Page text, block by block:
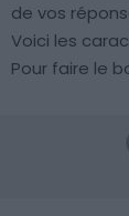
de vos
Voici les
Pour faire le